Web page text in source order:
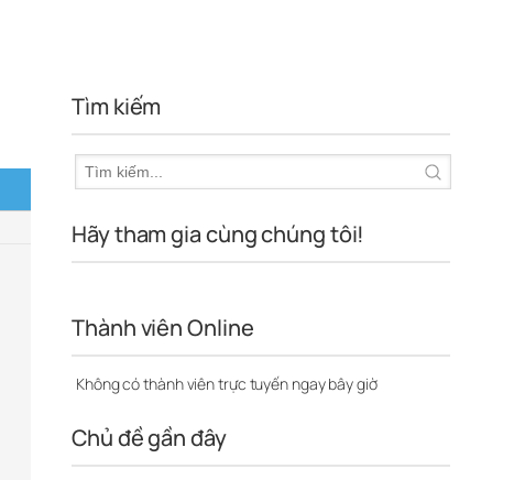
Tìm kiếm
Hãy tham gia cùng chúng tôi!
Thành viên Online
Không có thành viên trực tuyến ngay bây giờ
Chủ đề gần đây